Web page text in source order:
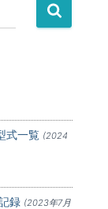
式一覧 (2024
録 (2023年7月